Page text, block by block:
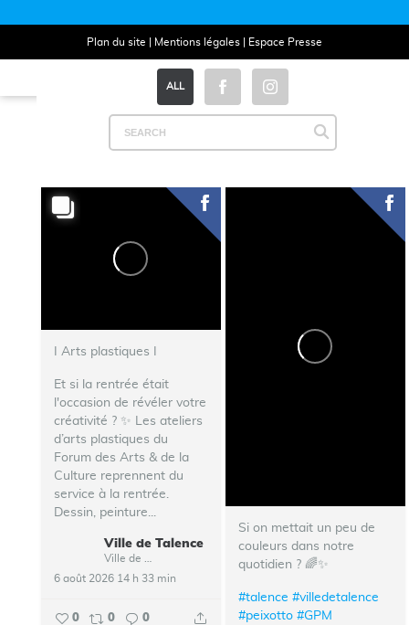
ALL
I Arts plastiques I
Et si la rentrée était
l'occasion de révéler votre
créativité ? ✨ Les ateliers
d’arts plastiques du
Forum des Arts & de la
Culture reprennent du
service à la rentrée.
Dessin, peinture...
Ville de Talence
6 août 2026 14 h 33 min
0 0 0
Si on mettait un peu de
couleurs dans notre
quotidien ? 🌈✨
#talence #villedetalence
#peixotto #GPM
Plan du site Mentions légales| Espace Presse